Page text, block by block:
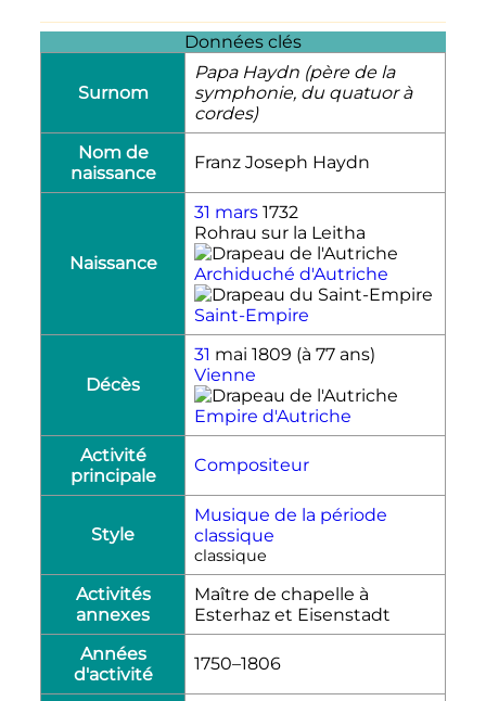
Données clés
Surnom
Papa Haydn (père de la
symphonie, du quatuor à
cordes)
Nom de
naissance
Franz Joseph Haydn
Naissance
31 mars 1732
Rohrau sur la Leitha
Archiduché d'Autriche
Saint-Empire
Décès
31 mai 1809 (à 77 ans)
Vienne
Empire d'Autriche
Activité
principale
Compositeur
Style
Musique de la période
classique
classique
Activités
annexes
Maître de chapelle à
Esterhaz et Eisenstadt
Années
d'activité
1750–1806